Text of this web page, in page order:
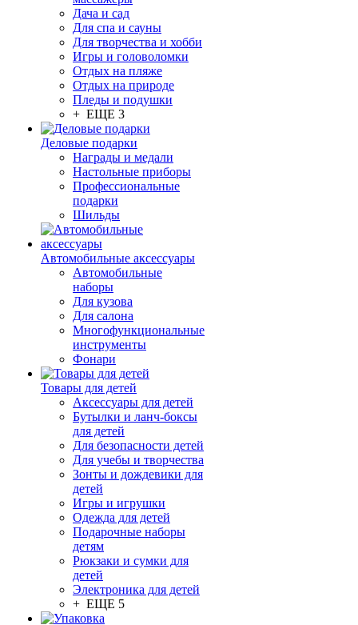
Дача и сад
Для спа и сауны
Для творчества и хобби
Игры и головоломки
Отдых на пляже
Отдых на природе
Пледы и подушки
+ ЕЩЕ 3
Деловые подарки
Награды и медали
Настольные приборы
Профессиональные
подарки
Шильды
Автомобильные аксессуары
Автомобильные
наборы
Для кузова
Для салона
Многофункциональные
инструменты
Фонари
Товары для детей
Аксессуары для детей
Бутылки и ланч-боксы
для детей
Для безопасности детей
Для учебы и творчества
Зонты и дождевики для
детей
Игры и игрушки
Одежда для детей
Подарочные наборы
детям
Рюкзаки и сумки для
детей
Электроника для детей
+ ЕЩЕ 5